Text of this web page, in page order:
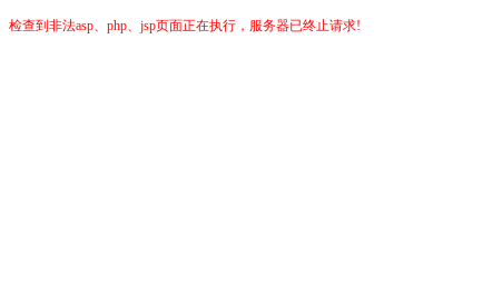
检查到非法asp、php、jsp页面正在执行，服务器已终止请求!